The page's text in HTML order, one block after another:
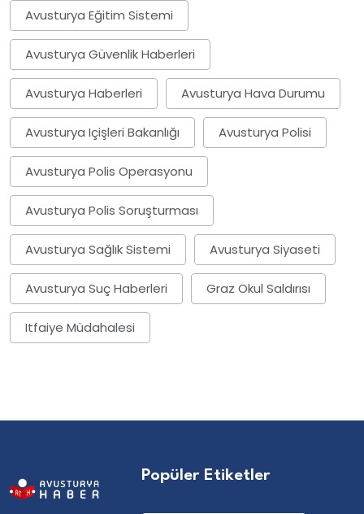
Avusturya Eğitim Sistemi
Avusturya Güvenlik Haberleri
Avusturya Haberleri Avusturya Hava Durumu
Avusturya Içişleri Bakanlığı Avusturya Polisi
Avusturya Polis Operasyonu
Avusturya Polis Soruşturması
Avusturya Sağlık Sistemi Avusturya Siyaseti
Avusturya Suç Haberleri Graz Okul Saldırısı
Itfaiye Müdahalesi
Popüler Etiketler